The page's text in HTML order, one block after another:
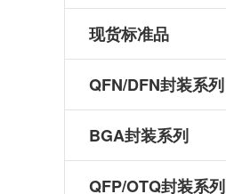
现货标准品
QFN/DFN封装系列
BGA封装系列
QFP/OTQ封装系列